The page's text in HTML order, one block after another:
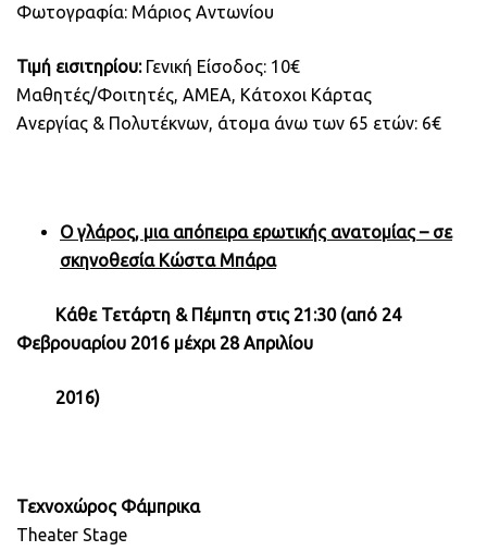
Φωτογραφία: Μάριος Αντωνίου
Τιμή εισιτηρίου: Γενική Είσοδος: 10€
Μαθητές/Φοιτητές, ΑΜΕΑ, Κάτοχοι Κάρτας
Ανεργίας & Πολυτέκνων, άτομα άνω των 65 ετών: 6€
Ο γλάρος, μια απόπειρα ερωτικής ανατομίας – σε
σκηνοθεσία Κώστα Μπάρα
Κάθε Τετάρτη & Πέμπτη στις 21:30 (από 24
Φεβρουαρίου 2016 μέχρι 28 Απριλίου
2016)
Τεχνοχώρος Φάμπρικα
Theater Stage